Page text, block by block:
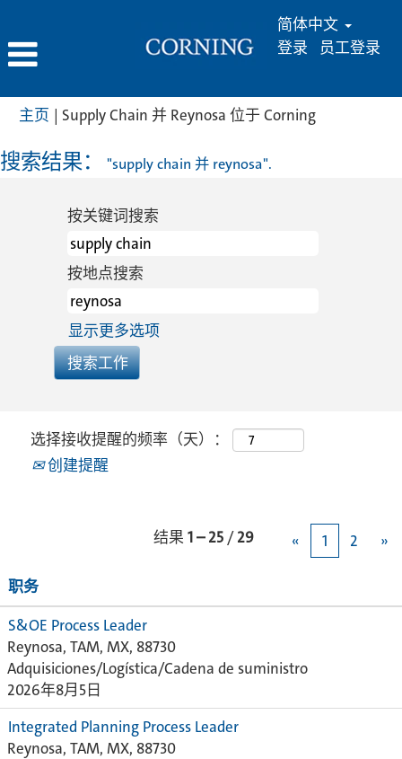
简体中文
登录
员工登录
主页 | Supply Chain 并 Reynosa 位于 Corning（当
搜索结果： "supply chain 并 reynosa".
按关键词搜索
按地点搜索
显示更多选项
选择接收提醒的频率（天）：
创建提醒
结果 1 – 25 /29 « 1 2 »
职务
S&OE Process Leader
Reynosa, TAM, MX, 88730
Adquisiciones/Logística/Cadena de suministro
2026年8月5日
Integrated Planning Process Leader
Reynosa, TAM, MX, 88730